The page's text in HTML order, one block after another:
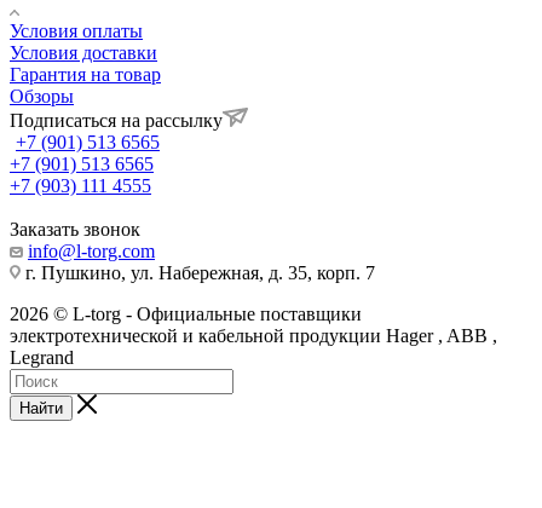
Условия оплаты
Условия доставки
Гарантия на товар
Обзоры
Подписаться на рассылку
+7 (901) 513 6565
+7 (901) 513 6565
+7 (903) 111 4555
Заказать звонок
info@l-torg.com
г. Пушкино, ул. Набережная, д. 35, корп. 7
2026 © L-torg - Официальные поставщики
электротехнической и кабельной продукции Hager , ABB ,
Legrand
Найти